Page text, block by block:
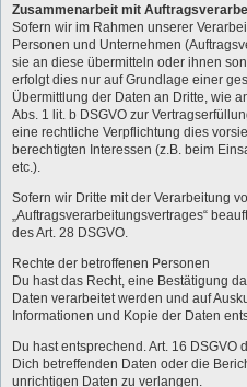
Zusammenarbeit mit
Sofern wir im Rahmen unserer
Personen und Unternehmen
sie an diese übermitteln oder ihnen
erfolgt dies nur auf Grundlage einer
Übermittlung der Daten an Dritte, wie
Abs. 1 lit. b DSGVO zur
eine rechtliche Verpflichtung dies
berechtigten Interessen (z.B. beim
etc.).
Sofern wir Dritte mit der Verarbeitung
„Auftragsverarbeitungsvertrages“
des Art. 28 DSGVO.
Rechte der betroffenen Personen
Du hast das Recht, eine Bestätigung
Daten verarbeitet werden und auf
Informationen und Kopie der Daten
Du hast entsprechend. Art. 16
Dich betreffenden Daten oder die
unrichtigen Daten zu verlangen.